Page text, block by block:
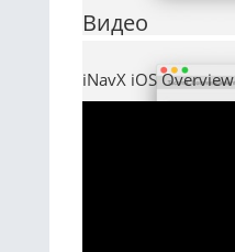
Видео
iNavX iOS Overview